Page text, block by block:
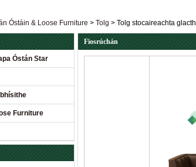
Óstáin & Loose Furniture > Tolg > Tolg stocaireachta
Óstán Star
Furniture
Fiosrúchán